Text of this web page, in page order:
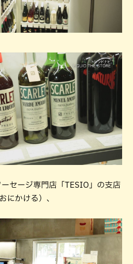
セージ専門店「TESIO」の支店
にかける）、